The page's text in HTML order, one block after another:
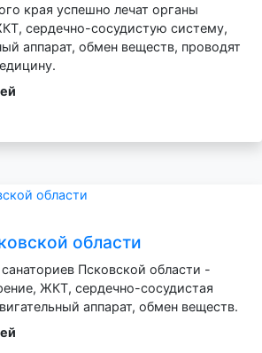
края успешно лечат органы
сердечно-сосудистую систему,
аппарат, обмен веществ, проводят
области
Псковской области -
ЖКТ, сердечно-сосудистая
аппарат, обмен веществ.